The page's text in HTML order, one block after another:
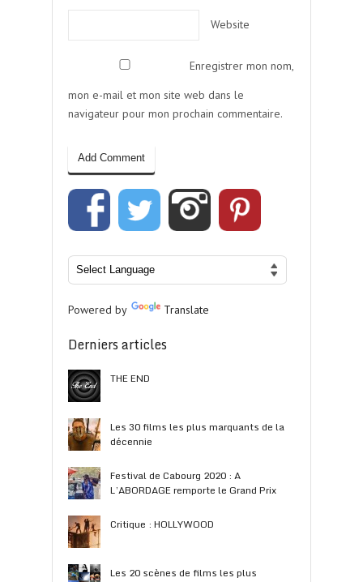
Website
Enregistrer mon nom,
mon e-mail et mon site web dans le
navigateur pour mon prochain commentaire.
Powered by Translate
Derniers articles
THE END
Les 30 films les plus marquants de la
décennie
Festival de Cabourg 2020 : A
L’ABORDAGE remporte le Grand Prix
Critique : HOLLYWOOD
Les 20 scènes de films les plus